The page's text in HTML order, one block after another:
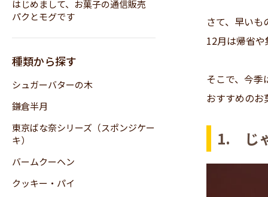
はじめまして、お菓子の通信販売
パクとモグです
種類から探す
シュガーバターの木
鎌倉半月
東京ばな奈シリーズ（スポンジケー
キ）
バームクーヘン
クッキー・パイ
さて、早い
12月は帰省
そこで、今季
おすすめのお
1. じ